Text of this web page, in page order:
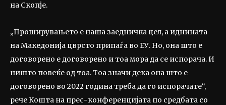
на Скопје.
„Проширувањето е наша заедничка цел, а иднината
на Македонија цврсто припаѓа во ЕУ. Но, она што е
договорено е договорено и тоа мора да се испорача. И
ништо повеќе од тоа. Тоа значи дека она што е
договорено во 2022 година треба да го испорачате“,
рече Кошта на прес-конференцијата по средбата со